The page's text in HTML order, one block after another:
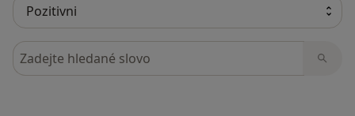
Hledejte v názorech